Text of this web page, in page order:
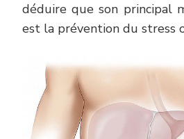
déduire que son principal
est la prévention du stress